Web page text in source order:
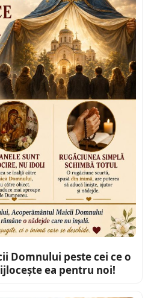
Domnului peste cei ce o
ea pentru noi!